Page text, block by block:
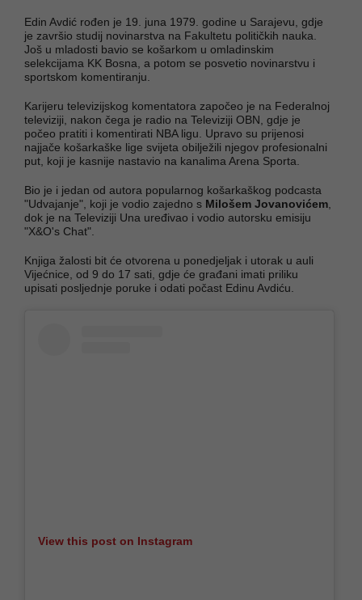
Edin Avdić rođen je 19. juna 1979. godine u Sarajevu, gdje
je završio studij novinarstva na Fakultetu političkih nauka.
Još u mladosti bavio se košarkom u omladinskim
selekcijama KK Bosna, a potom se posvetio novinarstvu i
sportskom komentiranju.
Karijeru televizijskog komentatora započeo je na Federalnoj
televiziji, nakon čega je radio na Televiziji OBN, gdje je
počeo pratiti i komentirati NBA ligu. Upravo su prijenosi
najjače košarkaške lige svijeta obilježili njegov profesionalni
put, koji je kasnije nastavio na kanalima Arena Sporta.
Bio je i jedan od autora popularnog košarkaškog podcasta
"Udvajanje", koji je vodio zajedno s Milošem Jovanovićem
dok je na Televiziji Una uređivao i vodio autorsku emisiju
"X&O's Chat".
Knjiga žalosti bit će otvorena u ponedjeljak i utorak u auli
Vijećnice, od 9 do 17 sati, gdje će građani imati priliku
upisati posljednje poruke i odati počast Edinu Avdiću.
View this post on Instagram